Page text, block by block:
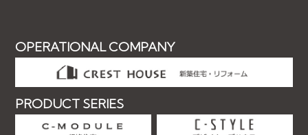
OPERATIONAL COMPANY
PRODUCT SERIES